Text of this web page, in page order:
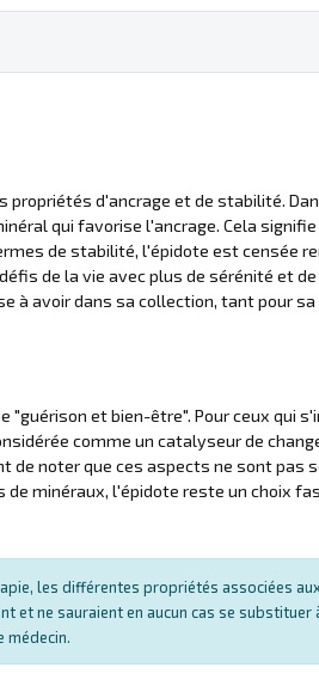
propriétés d'ancrage et de stabilité.
qui favorise l'ancrage. Cela
de stabilité, l'épidote est censée
de la vie avec plus de sérénité et
à avoir dans sa collection, tant pour
"guérison et bien-être". Pour ceux qui
comme un catalyseur de
de noter que ces aspects ne sont
minéraux, l'épidote reste un choix
les différentes propriétés associées
et ne sauraient en aucun cas se
médecin.